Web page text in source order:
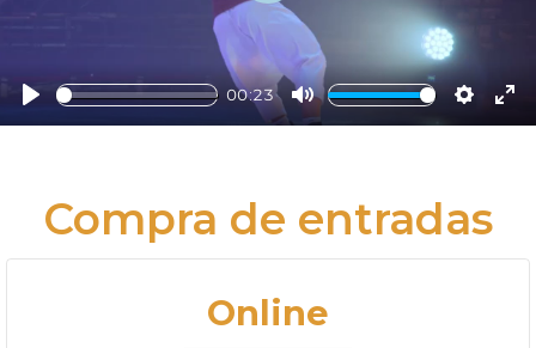
00:23
Mute
Compra de entradas
Online